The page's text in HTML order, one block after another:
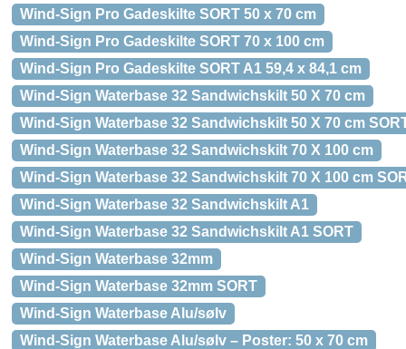
Wind-Sign Pro Gadeskilte SORT 50 x 70 cm
Wind-Sign Pro Gadeskilte SORT 70 x 100 cm
Wind-Sign Pro Gadeskilte SORT A1 59,4 x 84,1 cm
Wind-Sign Waterbase 32 Sandwichskilt 50 X 70 cm
Wind-Sign Waterbase 32 Sandwichskilt 50 X 70 cm
Wind-Sign Waterbase 32 Sandwichskilt 70 X 100 cm
Wind-Sign Waterbase 32 Sandwichskilt 70 X 100 cm
Wind-Sign Waterbase 32 Sandwichskilt A1
Wind-Sign Waterbase 32 Sandwichskilt A1 SORT
Wind-Sign Waterbase 32mm
Wind-Sign Waterbase 32mm SORT
Wind-Sign Waterbase Alu/sølv
Wind-Sign Waterbase Alu/sølv – Poster: 50 x 70 cm